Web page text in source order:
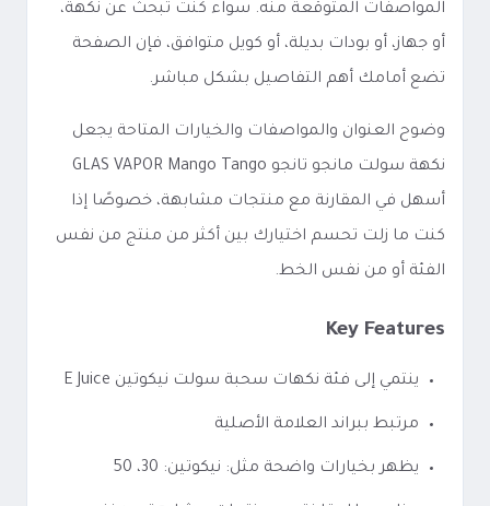
المواصفات المتوقعة منه. سواء كنت تبحث عن نكهة،
أو جهاز، أو بودات بديلة، أو كويل متوافق، فإن الصفحة
تضع أمامك أهم التفاصيل بشكل مباشر.
وضوح العنوان والمواصفات والخيارات المتاحة يجعل
نكهة سولت مانجو تانجو GLAS VAPOR Mango Tango
أسهل في المقارنة مع منتجات مشابهة، خصوصًا إذا
كنت ما زلت تحسم اختيارك بين أكثر من منتج من نفس
الفئة أو من نفس الخط.
Key Features
ينتمي إلى فئة نكهات سحبة سولت نيكوتين E Juice
مرتبط ببراند العلامة الأصلية
يظهر بخيارات واضحة مثل: نيكوتين: 30، 50